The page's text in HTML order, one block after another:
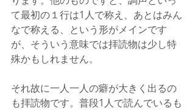
て最初の１行は1人で称え、あとはみん
なで称える、という形がメインです
が、そういう意味では拝読物は少し特
殊かもしれません。
それ故に一人一人の癖が大きく出るの
も拝読物です。普段1人で読んでいるも